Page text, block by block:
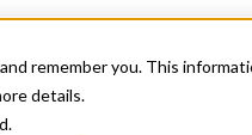
remember you. This
details.